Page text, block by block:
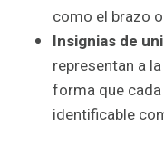
como el brazo
Insignias de
representan a
forma que
identificable